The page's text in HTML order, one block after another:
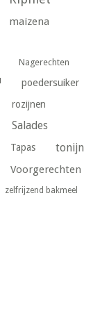
maizena
Nagerechten
poedersuiker
rozijnen
Salades
Tapas tonijn
Voorgerechten
zelfrijzend bakmeel